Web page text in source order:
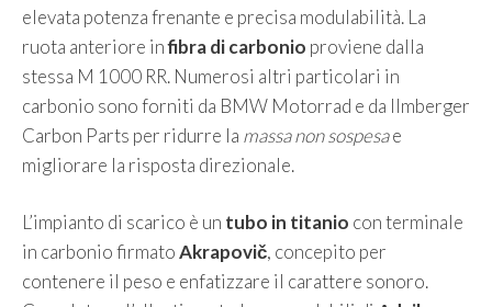
elevata potenza frenante e precisa modulabilità. La
ruota anteriore infibra di carbonio proviene dalla
stessa M 1000 RR. Numerosi altri particolari in
carbonio sono forniti da BMW Motorrad e da Ilmberger
Carbon Parts per ridurre la massa non sospesae
migliorare la risposta direzionale.
L’impianto di scarico è un tubo in titanio con terminale
in carbonio firmatoAkrapovič, concepito per
contenere il peso e enfatizzare il carattere sonoro.